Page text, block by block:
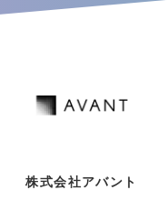
株式会社アバント